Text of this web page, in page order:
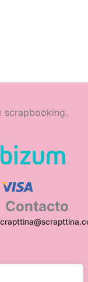
scrapbooking.
Contacto